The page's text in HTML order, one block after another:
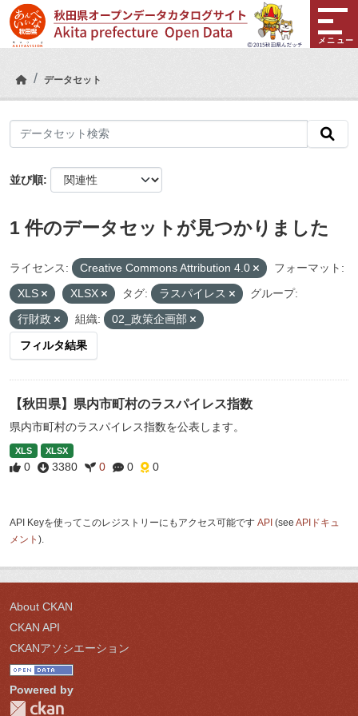
Skip to main content
メニュー
データセット
並び順
1 件のデータセットが見つかりました
ライセンス: Creative Commons Attribution 4.0
フォーマット:
XLS
XLSX タグ: ラスパイレス
グループ:
行財政
組織: 02_政策企画部
フィルタ結果
【秋田県】県内市町村のラスパイレス指数
県内市町村のラスパイレス指数を公表します。
XLS XLSX
0 3380 0 0 0
API Keyを使ってこのレジストリーにもアクセス可能です API (see APIドキュ
メント ).
About CKAN
CKAN API
CKANアソシエーション
Powered by